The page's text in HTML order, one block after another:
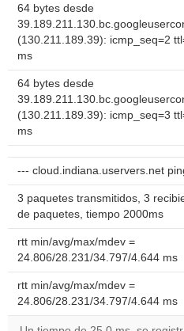
64 bytes desde
(130.211.189.39): icmp_seq=2
ms
64 bytes desde
(130.211.189.39): icmp_seq=3
ms
--- cloud.indiana.uservers.net
3 paquetes transmitidos, 3
de paquetes, tiempo 2000ms
rtt min/avg/max/mdev =
24.806/28.231/34.797/4.644 ms
rtt min/avg/max/mdev =
24.806/28.231/34.797/4.644 ms